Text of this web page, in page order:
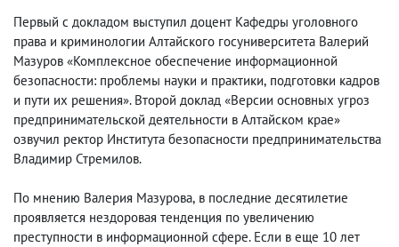
Первый с докладом выступил доцент Кафедры уголовного
права и криминологии Алтайского госуниверситета Валерий
Мазуров «Комплексное обеспечение информационной
безопасности: проблемы науки и практики, подготовки кадров
и пути их решения». Второй доклад «Версии основных угроз
предпринимательской деятельности в Алтайском крае»
озвучил ректор Института безопасности предпринимательства
Владимир Стремилов.
По мнению Валерия Мазурова, в последние десятилетие
проявляется нездоровая тенденция по увеличению
преступности в информационной сфере. Если в еще 10 лет